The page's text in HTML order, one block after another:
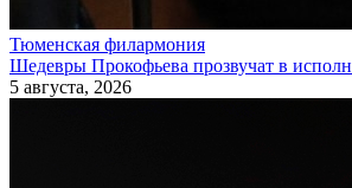
Тюменская филармония
Шедевры Прокофьева прозвучат в
5 августа, 2026